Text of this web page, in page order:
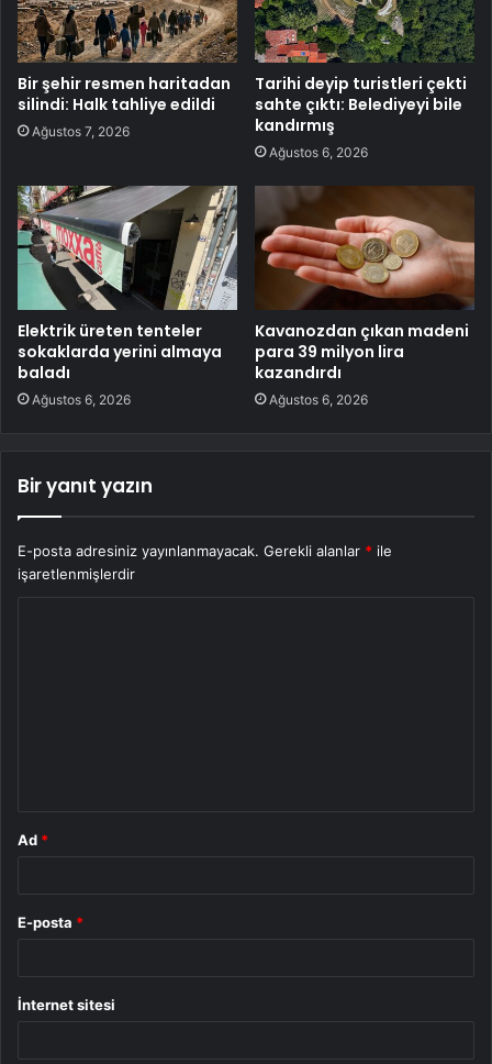
Bir şehir resmen haritadan
silindi: Halk tahliye edildi
Ağustos 7, 2026
Tarihi deyip turistleri çekti
sahte çıktı: Belediyeyi bile
kandırmış
Ağustos 6, 2026
Elektrik üreten tenteler
sokaklarda yerini almaya
baladı
Ağustos 6, 2026
Kavanozdan çıkan madeni
para 39 milyon lira
kazandırdı
Ağustos 6, 2026
Bir yanıt yazın
E-posta adresiniz yayınlanmayacak. Gerekli alanlar * ile
işaretlenmişlerdir
Ad *
E-posta *
İnternet sitesi